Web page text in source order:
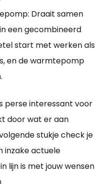
Draait samen
een gecombineerd
start met werken als
en de warmtepomp
perse interessant voor
door wat er aan
stukje check je
inzake actuele
lijn is met jouw wensen